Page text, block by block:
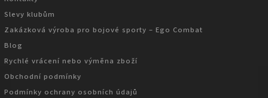
Slevy klubům
Zakázková výroba pro bojové sporty – Ego Combat
Blog
Rychlé vrácení nebo výměna zboží
Obchodní podmínky
Podmínky ochrany osobních údajů